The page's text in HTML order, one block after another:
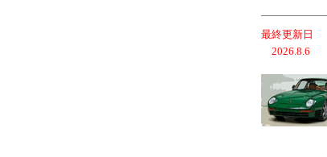
最終更新日
2026.8.6